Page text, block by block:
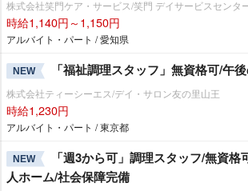
株式会社笑門ケア・サービス/笑門 デイサービスセンタ
時給1,140円～1,150円
アルバイト・パート / 愛知県
NEW 「福祉調理スタッフ」無資格可/午
株式会社ティーシーエス/デイ・サロン友の里山王
時給1,230円
アルバイト・パート / 東京都
NEW
「週3から可」調理スタッフ/無資
人ホーム/社会保障完備